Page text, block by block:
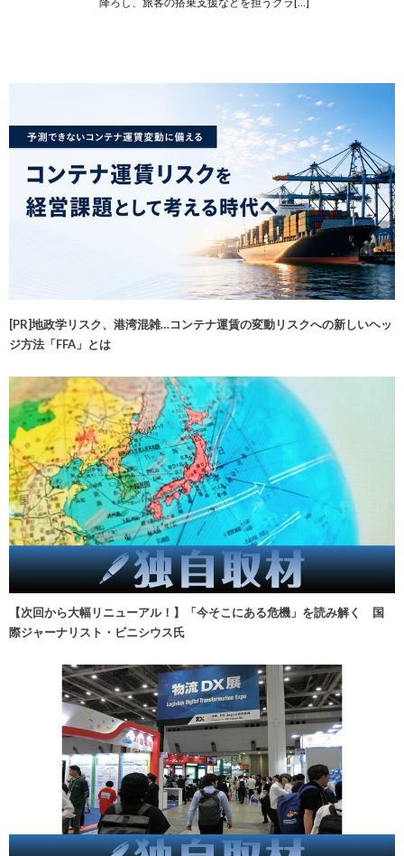
[PR]地政学リスク、港湾混雑…コンテナ運賃の変動リスクへの新しいヘッ
ジ方法「FFA」とは
【次回から大幅リニューアル！】「今そこにある危機」を読み解く 国
際ジャーナリスト・ビニシウス氏